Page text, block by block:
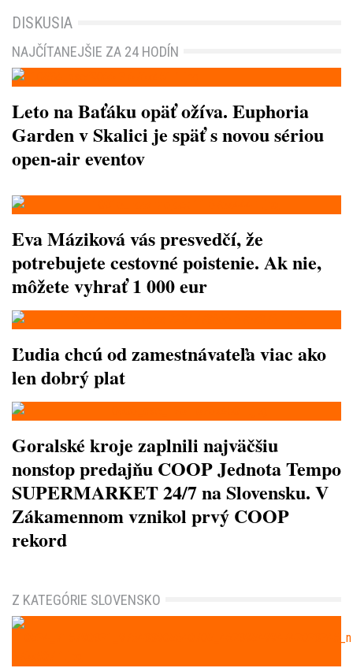
DISKUSIA
NAJČÍTANEJŠIE ZA 24 HODÍN
Leto na Baťáku opäť ožíva. Euphoria
Garden v Skalici je späť s novou sériou
open-air eventov
Eva Máziková vás presvedčí, že
potrebujete cestovné poistenie. Ak nie,
môžete vyhrať 1 000 eur
Ľudia chcú od zamestnávateľa viac ako
len dobrý plat
Goralské kroje zaplnili najväčšiu
nonstop predajňu COOP Jednota Tempo
SUPERMARKET 24/7 na Slovensku. V
Zákamennom vznikol prvý COOP
rekord
Z KATEGÓRIE SLOVENSKO